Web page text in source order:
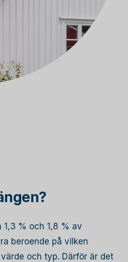
% och 1,8 % av
beroende på vilken
och typ. Därför är det